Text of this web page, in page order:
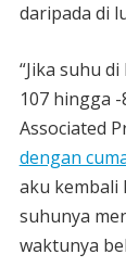
daripada di
“Jika suhu
107 hingga
Associated
dengan
aku kembali
suhunya
waktunya